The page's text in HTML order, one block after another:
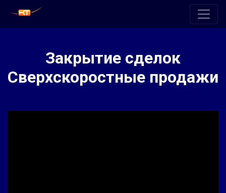
Закрытие сделок
Сверхскоростные продажи